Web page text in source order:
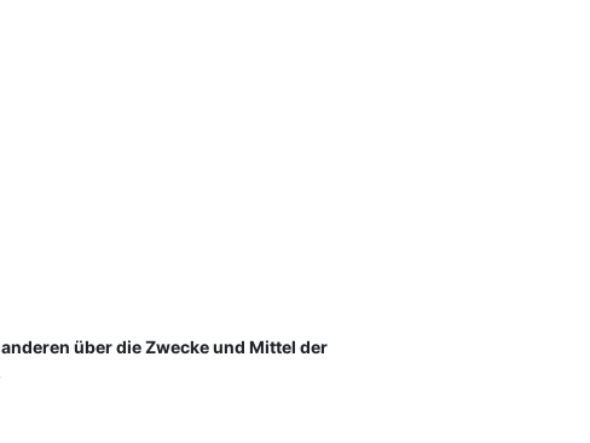
über die Zwecke und Mittel der